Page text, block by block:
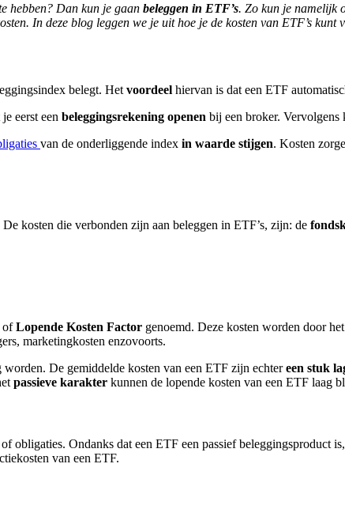
hebben? Dan kun je gaan beleggen in ETF’s. Zo kun je namelijk
In deze blog leggen we je uit hoe je de kosten van ETF’s kunt
belegt. Het voordeel hiervan is dat een ETF
eerst een beleggingsrekening openen bij een broker. Vervolgens
van de onderliggende index in waarde stijgen. Kosten
De kosten die verbonden zijn aan beleggen in ETF’s, zijn: de
ofLopende Kosten Factor genoemd. Deze kosten worden door het
marketingkosten enzovoorts.
De gemiddelde kosten van een ETF zijn echtereen stuk
passieve karakter kunnen de lopende kosten van een ETF laag
obligaties. Ondanks dat een ETF een passief beleggingsproduct
van een ETF.